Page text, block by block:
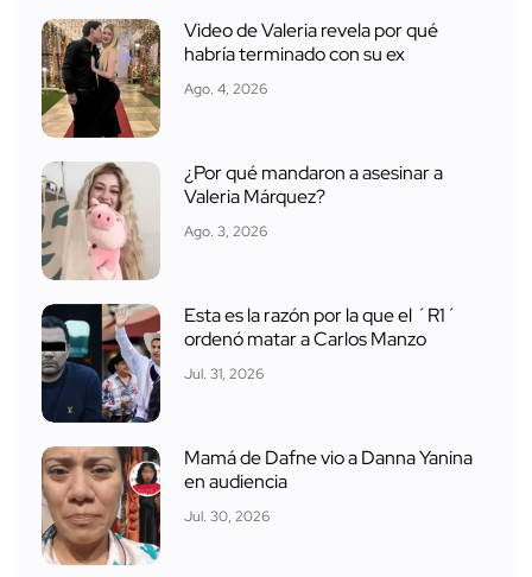
Video de Valeria revela por qué
habría terminado con su ex
Ago. 4, 2026
¿Por qué mandaron a asesinar a
Valeria Márquez?
Ago. 3, 2026
Esta es la razón por la que el ´R1´
ordenó matar a Carlos Manzo
Jul. 31, 2026
Mamá de Dafne vio a Danna Yanina
en audiencia
Jul. 30, 2026